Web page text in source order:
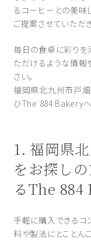
るコーヒーとの美味
ご提案させていただき
毎日の食卓に彩りを
ただけるような情報
さい。
福岡県北九州市戸畑
ひThe 884 Bakeryへ
1. 福岡県
をお探し
るThe 884
手軽に購入できるコ
料や製法にとことん